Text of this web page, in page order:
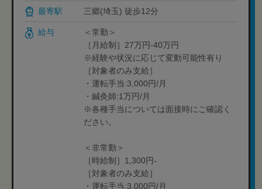
最寄駅 三郷(埼玉) 徒歩12分
給与
＜常勤＞
［月給制］27万円-40万円
※経験や状況に応じて変動可能性有り
［対象者のみ支給］
・運転手当:3,000円/月
・鍼灸師:1万円/月
※各種手当については面接時にご確認く
ださい。
＜非常勤＞
［時給制］1,300円-
［対象者のみ支給］
・運転手当:3,000円/月